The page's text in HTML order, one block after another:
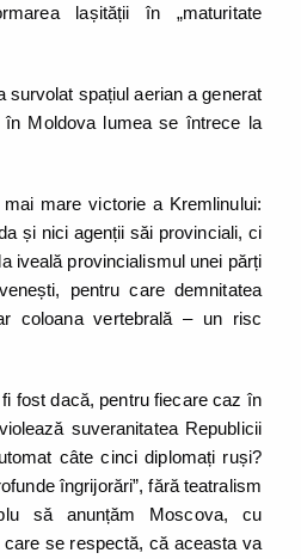
lașității în „maturitate
survolat spațiul aerian a generat
în Moldova lumea se întrece la
mare victorie a Kremlinului:
și nici agenții săi provinciali, ci
iveală provincialismul unei părți
pentru care demnitatea
coloana vertebrală – un risc
fost dacă, pentru fiecare caz în
suveranitatea Republicii
câte cinci diplomați ruși?
îngrijorări”, fără teatralism
să anunțăm Moscova, cu
se respectă, că aceasta va